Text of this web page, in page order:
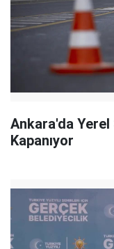
Ankara'da
Kapanıyor